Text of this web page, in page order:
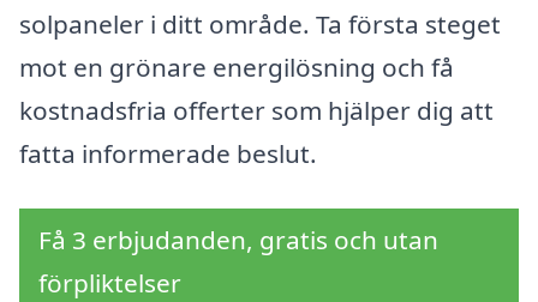
solpaneler i ditt område. Ta första steget
mot en grönare energilösning och få
kostnadsfria offerter som hjälper dig att
fatta informerade beslut.
Få 3 erbjudanden, gratis och utan
förpliktelser